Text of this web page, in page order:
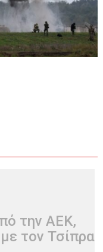
την ΑΕΚ,
τον Τσίπρα